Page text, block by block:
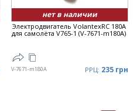
нет в наличии
Электродвигатель VolantexRC 180A
для самолёта V765-1 (V-7671-m180A)
V-7671-m180A РРЦ: 235 грн